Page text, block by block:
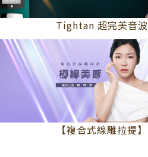
Tightan 超完美音波
【複合式線雕拉提】